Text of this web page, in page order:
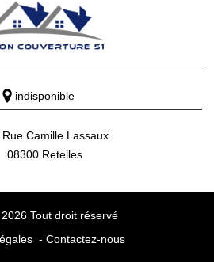
indisponible
Rue Camille Lassaux
08300 Retelles
Tout droit réservé
- Contactez-nous